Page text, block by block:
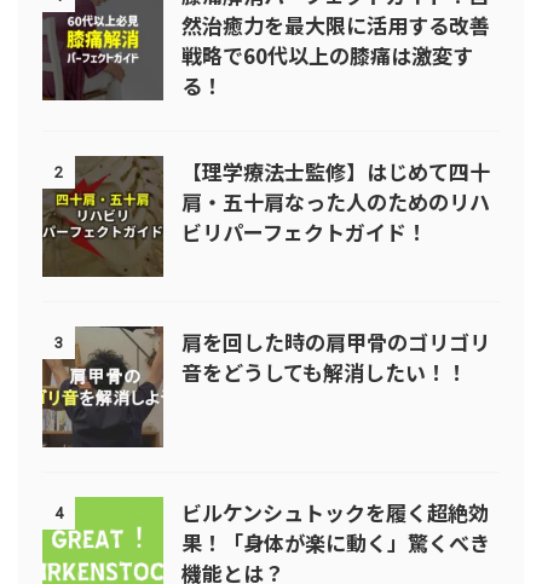
然治癒力を最大限に活用する改善
戦略で60代以上の膝痛は激変す
る！
2
【理学療法士監修】はじめて四十
肩・五十肩なった人のためのリハ
ビリパーフェクトガイド！
3
肩を回した時の肩甲骨のゴリゴリ
音をどうしても解消したい！！
4
ビルケンシュトックを履く超絶効
果！「身体が楽に動く」驚くべき
機能とは？